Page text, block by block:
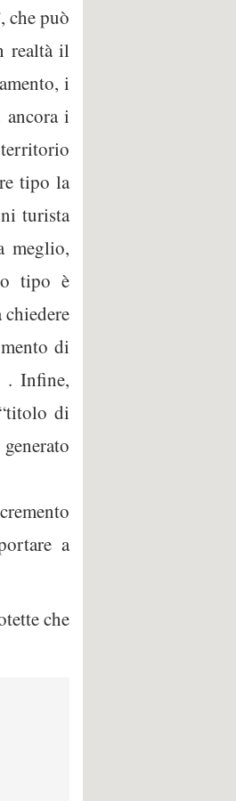
che può
realtà il
i
ancora i
tipo la
turista
meglio,
tipo è
di
. Infine,
di
a
che